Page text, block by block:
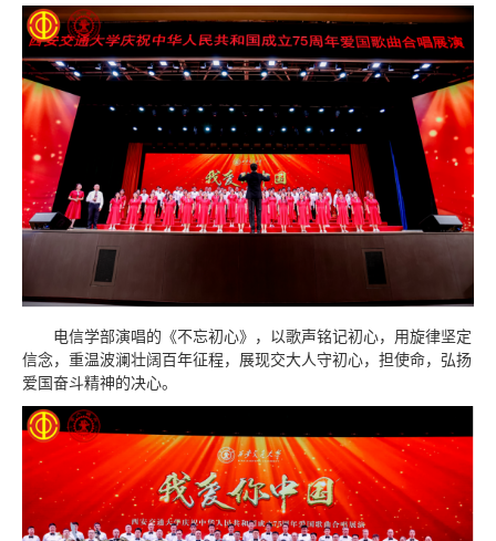
电信学部演唱的《不忘初心》，以歌声铭记初心，用旋律坚定
信念，重温波澜壮阔百年征程，展现交大人守初心，担使命，弘扬
爱国奋斗精神的决心。